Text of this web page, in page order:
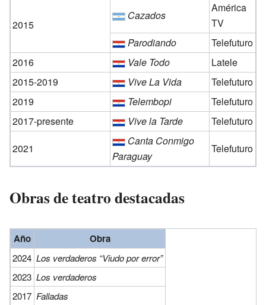
2015
Cazados
América
TV
Parodiando
Telefuturo
2016
Vale Todo
Latele
2015-2019
Vive La Vida
Telefuturo
2019
Telembopi
Telefuturo
2017-presente
Vive la Tarde
Telefuturo
2021
Canta Conmigo
Paraguay
Telefuturo
Obras de teatro destacadas
Año Obra
2024 Los verdaderos “Viudo por error”
2023 Los verdaderos
2017 Falladas